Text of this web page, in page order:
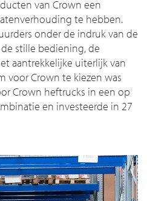
van Crown een
te hebben.
onder de indruk van de
stille bediening, de
aantrekkelijke uiterlijk van
voor Crown te kiezen was
Crown heftrucks in een op
en investeerde in 27